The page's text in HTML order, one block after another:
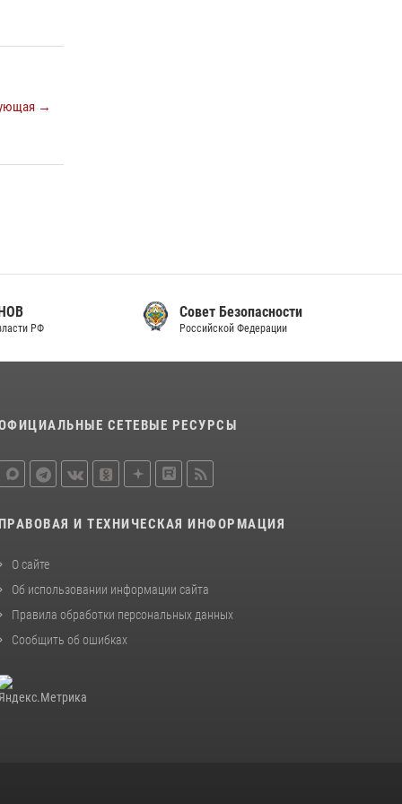
→
Совет Безопасности
Российской Федерации
СЕТЕВЫЕ РЕСУРСЫ
ПРАВОВАЯ И ТЕХНИЧЕСКАЯ ИНФОРМАЦИЯ
О сайте
Об использовании информации сайта
Правила обработки персональных данных
Сообщить об ошибках